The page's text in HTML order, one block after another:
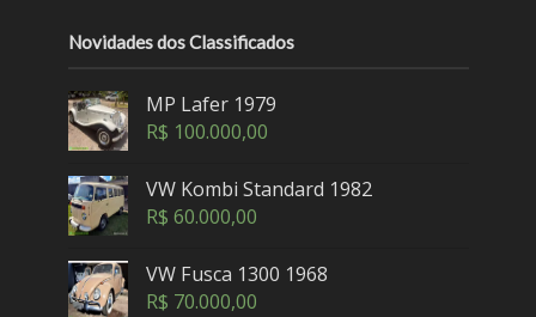
Novidades dos Classificados
MP Lafer 1979
R$ 100.000,00
VW Kombi Standard 1982
R$ 60.000,00
VW Fusca 1300 1968
R$ 70.000,00